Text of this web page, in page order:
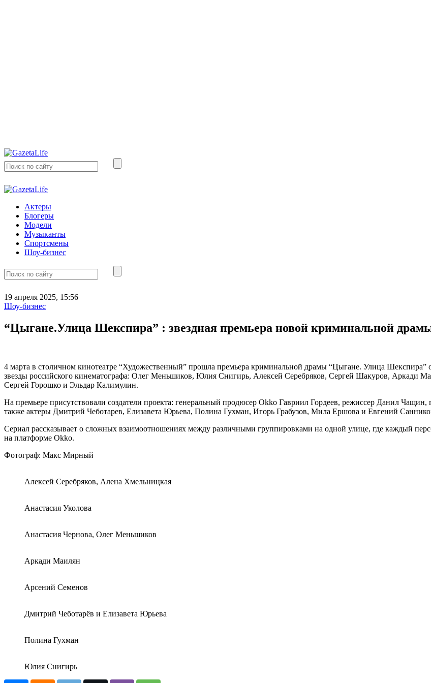
Актеры
Блогеры
Модели
Музыканты
Спортсмены
Шоу-бизнес
19 апреля 2025, 15:56
Шоу-бизнес
“Цыгане.Улица Шекспира” : звездная премьера новой криминальной
4 марта в столичном кинотеатре “Художественный” прошла премьера криминальной драмы “Цыгане. Улица
звезды российского кинематографа: Олег Меньшиков, Юлия Снигирь, Алексей Серебряков, Сергей Шакуров, Аркади
Сергей Горошко и Эльдар Калимулин.
На премьере присутствовали создатели проекта: генеральный продюсер Okko Гавриил Гордеев, режиссер Данил
также актеры Дмитрий Чеботарев, Елизавета Юрьева, Полина Гухман, Игорь Грабузов, Мила Ершова и Евгений
Сериал рассказывает о сложных взаимоотношениях между различными группировками на одной улице, где каждый
на платформе Okko.
Фотограф: Макс Мирный
Алексей Серебряков, Алена Хмельницкая
Анастасия Уколова
Анастасия Чернова, Олег Меньшиков
Аркади Маилян
Арсений Семенов
Дмитрий Чеботарёв и Елизавета Юрьева
Полина Гухман
Юлия Снигирь